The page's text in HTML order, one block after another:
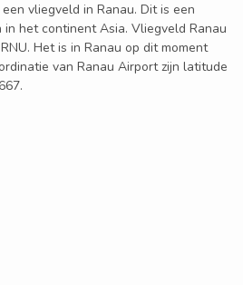
vliegveld in Ranau. Dit is een
het continent Asia. Vliegveld Ranau
Het is in Ranau op dit moment
van Ranau Airport zijn latitude